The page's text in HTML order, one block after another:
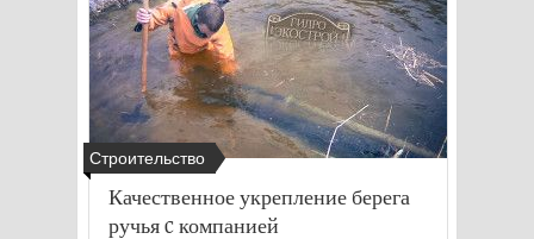
Строительство
Качественное укрепление берега
ручья c компанией